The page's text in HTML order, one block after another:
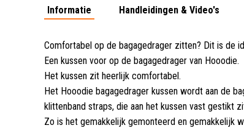
Informatie Handleidingen & Video's
Comfortabel op de bagagedrager zitten? Dit is de
Een kussen voor op de bagagedrager van Hooodie.
Het kussen zit heerlijk comfortabel.
Het Hooodie bagagedrager kussen wordt aan de
klittenband straps, die aan het kussen vast gestikt
Zo is het gemakkelijk gemonteerd en gemakkelijk